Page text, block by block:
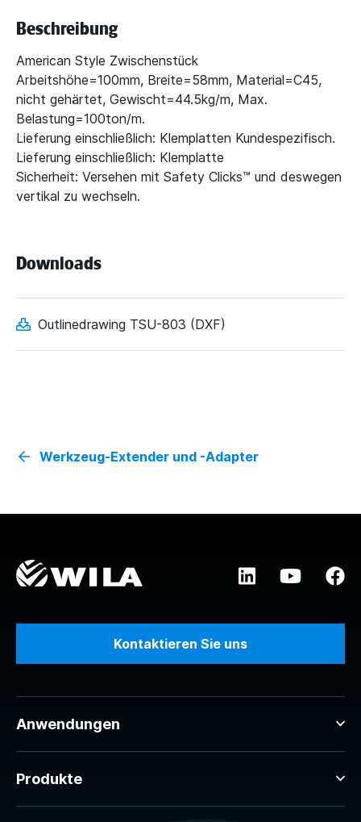
Beschreibung
American Style Zwischenstück
Arbeitshöhe=100mm, Breite=58mm, Material=C45,
nicht gehärtet, Gewischt=44.5kg/m, Max.
Belastung=100ton/m.
Lieferung einschließlich: Klemplatten Kundespezifisch.
Lieferung einschließlich: Klemplatte
Sicherheit: Versehen mit Safety Clicks™ und deswegen
vertikal zu wechseln.
Downloads
Outlinedrawing TSU-803 (DXF)
Werkzeug-Extender und -Adapter
Kontaktieren Sie uns
Anwendungen
Produkte